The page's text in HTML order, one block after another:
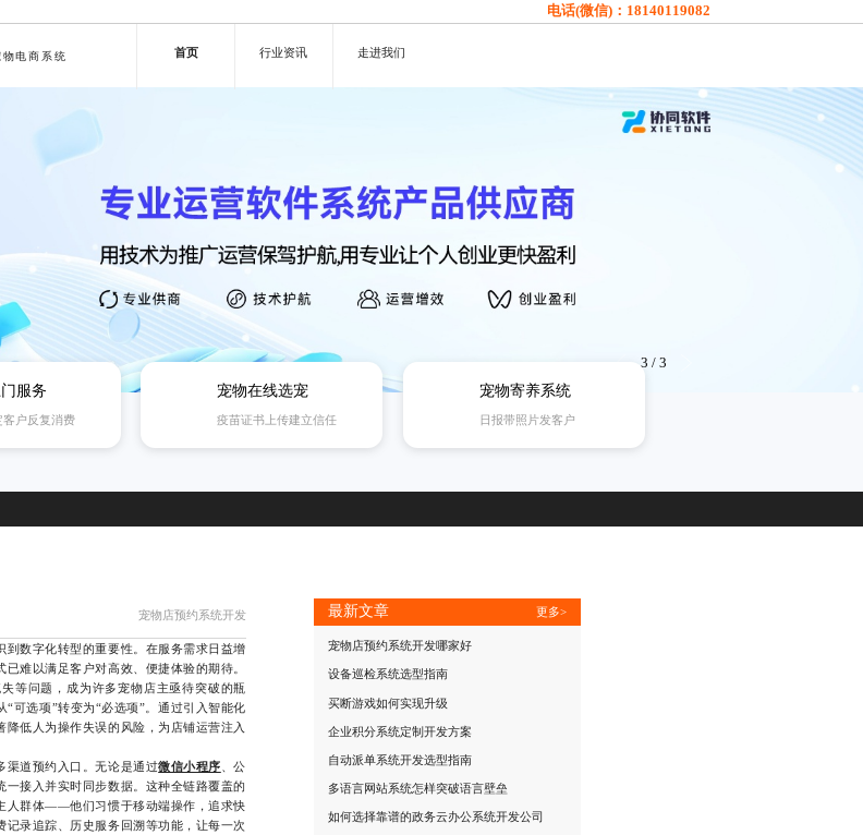
电话(微信)： 18140119082
物电商系统 首页 行业资讯 走进我们
3 / 3
服务
客户反复消费
宠物在线选宠
疫苗证书上传建立信任
宠物寄养系统
日报带照片发客户
宠物店预约系统开发
数字化转型的重要性。在服务需求日益增
难以满足客户对高效、便捷体验的期待。
等问题，成为许多宠物店主亟待突破的瓶
“可选项”转变为“必选项”。通过引入智能化
低人为操作失误的风险，为店铺运营注入
道预约入口。无论是通过微信小程序 、公
接入并实时同步数据。这种全链路覆盖的
人群体——他们习惯于移动端操作，追求快
录追踪、历史服务回溯等功能，让每一次
最新文章 更多>
宠物店预约系统开发哪家好
设备巡检系统选型指南
买断游戏如何实现升级
企业积分系统定制开发方案
自动派单系统开发选型指南
多语言网站系统怎样突破语言壁垒
如何选择靠谱的政务云办公系统开发公司